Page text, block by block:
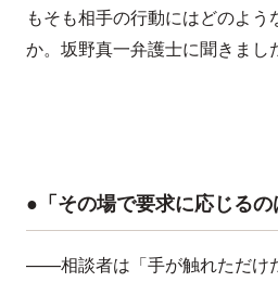
もそも相手の行動にはどのよう
か。坂野真一弁護士に聞きまし
●「その場で要求に応じるの
——相談者は「手が触れただけ